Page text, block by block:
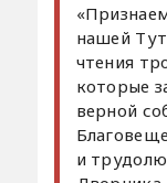
нашей
чтения
которые
верной
и